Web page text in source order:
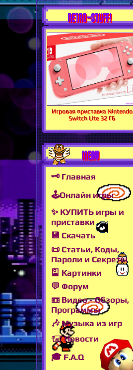
RETRO-STUFF!
Игровая приставка Nintendo
Switch Lite 32 ГБ
MENU
🗝 Главная
🕹Онлайн игры
✨ КУПИТЬ игры и
приставки
💾 Скачать
📜 Статьи, Коды,
Пароли и Секреты
🎴 Картинки
💬 Форум
📼 Видео - Обзоры,
Программы
🎶 Музыка из игр
🖅 Новости
🎓 F.A.Q